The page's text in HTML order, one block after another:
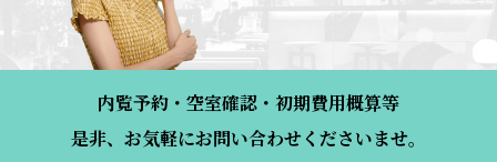
内覧予約・空室確認・初期費用概算等
是非、お気軽にお問い合わせくださいませ。